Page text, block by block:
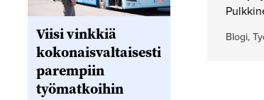
Blogi,
Viisi vinkkiä
kokonaisvaltaisesti
parempiin
työmatkoihin